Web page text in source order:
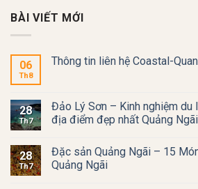
BÀI VIẾT MỚI
06
Th8
Thông tin liên hệ Coastal-
28
Th7
Đảo Lý Sơn – Kinh nghiệm du
địa điểm đẹp nhất Quảng Ngãi
28
Th7
Đặc sản Quảng Ngãi – 15
Quảng Ngãi